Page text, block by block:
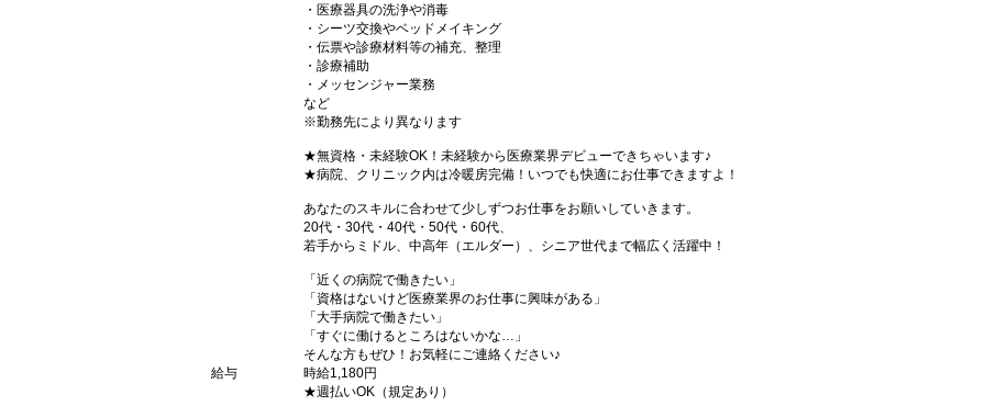
・医療器具の洗浄や消毒
・シーツ交換やベッドメイキング
・伝票や診療材料等の補充、整理
・診療補助
・メッセンジャー業務
など
※勤務先により異なります
★無資格・未経験OK！未経験から医療業界デビューできちゃいます♪
★病院、クリニック内は冷暖房完備！いつでも快適にお仕事できますよ！
あなたのスキルに合わせて少しずつお仕事をお願いしていきます。
20代・30代・40代・50代・60代、
若手からミドル、中高年（エルダー）、シニア世代まで幅広く活躍中！
「近くの病院で働きたい」
「資格はないけど医療業界のお仕事に興味がある」
「大手病院で働きたい」
「すぐに働けるところはないかな…」
そんな方もぜひ！お気軽にご連絡ください♪
給与
時給1,180円
★週払いOK（規定あり）